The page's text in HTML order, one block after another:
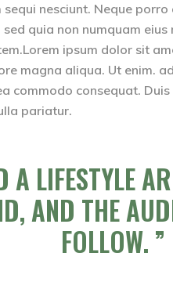
nesciunt. Neque
quia non numquam
ipsum dolor sit
magna aliqua. Ut enim.
commodo consequat.
pariatur.
A LIFESTYLE
AND THE
FOLLOW.